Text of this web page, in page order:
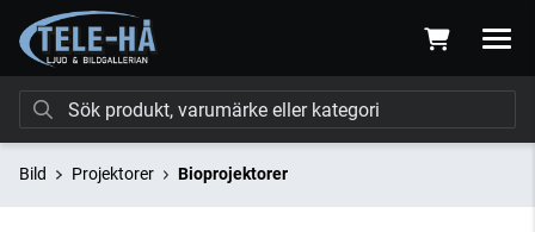
Bild Projektorer Bioprojektorer